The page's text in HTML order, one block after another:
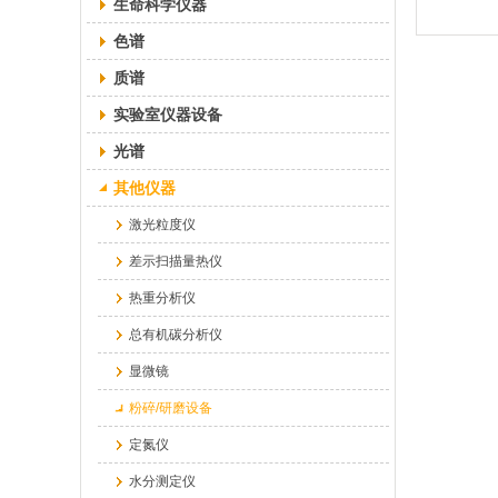
生命科学仪器
色谱
质谱
实验室仪器设备
光谱
其他仪器
激光粒度仪
差示扫描量热仪
热重分析仪
总有机碳分析仪
显微镜
粉碎/研磨设备
定氮仪
水分测定仪